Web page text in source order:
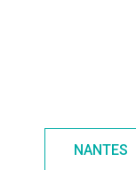
NANTES